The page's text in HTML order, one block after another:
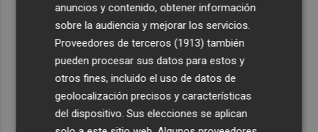
anuncios y contenido, obtener información
sobre la audiencia y mejorar los servicios.
Proveedores de terceros (1913) también
pueden procesar sus datos para estos y
otros fines, incluido el uso de datos de
geolocalización precisos y características
del dispositivo. Sus elecciones se aplican